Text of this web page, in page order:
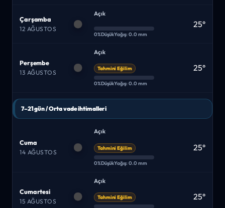
Çarşamba
12 AĞUSTOS
Açık
0%DüşükYağış: 0.0 mm
25°
Perşembe
13 AĞUSTOS
Açık
Tahmini Eğilim
0%DüşükYağış: 0.0 mm
25°
7–21 gün / Orta vade ihtimalleri
Cuma
14 AĞUSTOS
Açık
Tahmini Eğilim
0%DüşükYağış: 0.0 mm
25°
Cumartesi
15 AĞUSTOS
Açık
Tahmini Eğilim 25°